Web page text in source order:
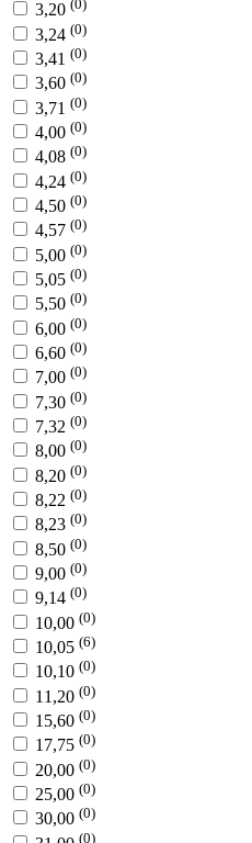
3,20 (0)
3,24 (0)
3,41 (0)
3,60 (0)
3,71 (0)
4,00 (0)
4,08 (0)
4,24 (0)
4,50 (0)
4,57 (0)
5,00 (0)
5,05 (0)
5,50 (0)
6,00 (0)
6,60 (0)
7,00 (0)
7,30 (0)
7,32 (0)
8,00 (0)
8,20 (0)
8,22 (0)
8,23 (0)
8,50 (0)
9,00 (0)
9,14 (0)
10,00 (0)
10,05 (6)
10,10 (0)
11,20 (0)
15,60 (0)
17,75 (0)
20,00 (0)
25,00 (0)
30,00 (0)
(0)